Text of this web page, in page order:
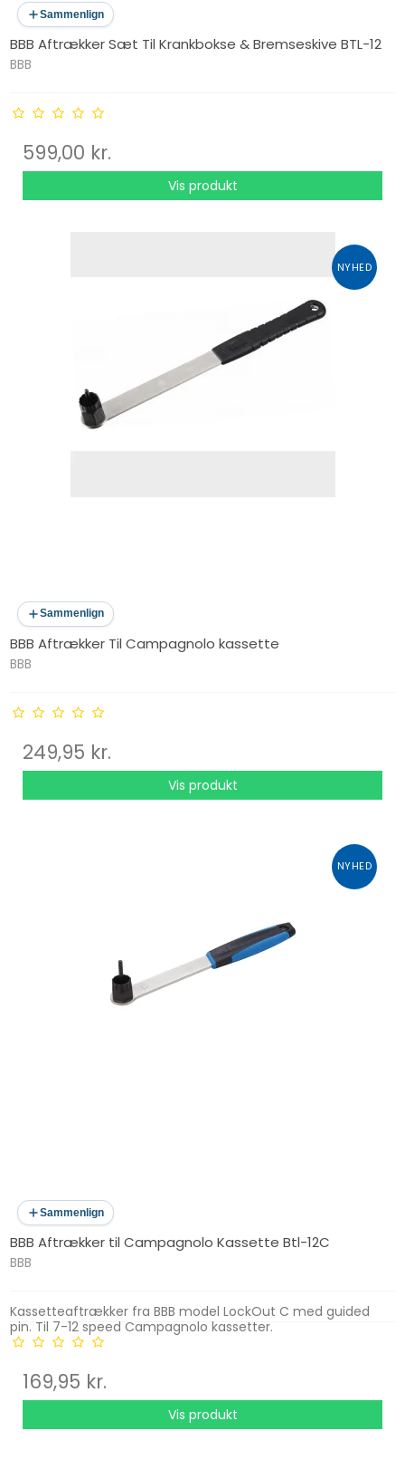
Sammenlign
BBB Aftrækker Sæt Til Krankbokse & Bremseskive BTL-12
BBB
599,00 kr.
Vis produkt
NYHED
Sammenlign
BBB Aftrækker Til Campagnolo kassette
BBB
249,95 kr.
Vis produkt
NYHED
Sammenlign
BBB Aftrækker til Campagnolo Kassette Btl-12C
BBB
Kassetteaftrækker fra BBB model LockOut C med guided
pin. Til 7-12 speed Campagnolo kassetter.
169,95 kr.
Vis produkt